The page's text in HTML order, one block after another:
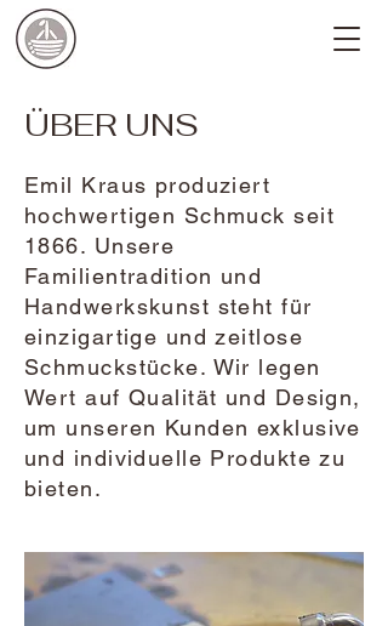
ÜBER UNS
Emil Kraus produziert
hochwertigen Schmuck seit
1866. Unsere
Familientradition und
Handwerkskunst steht für
einzigartige und zeitlose
Schmuckstücke. Wir legen
Wert auf Qualität und Design,
um unseren Kunden exklusive
und individuelle Produkte zu
bieten.